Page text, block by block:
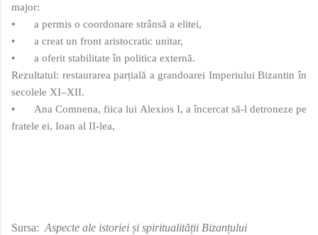
major:
•
a permis o coordonare strânsă a elitei,
•
a creat un front aristocratic unitar,
•
a oferit stabilitate în politica externă.
Rezultatul: restaurarea parțială a grandoarei Imperiului Bizantin în
secolele XI–XII.
•
Ana Comnena, fiica lui Alexios I, a încercat să‑l detroneze pe
fratele ei, Ioan al II‑lea,
Sursa: Aspecte ale istoriei și spiritualității Bizanțului